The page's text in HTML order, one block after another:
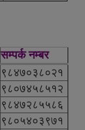
सम्पर्क नम्बर
९८४७०३८०२१
९८०७४५८५१२
९८४७२८५५८६
९८०५४०३९७१